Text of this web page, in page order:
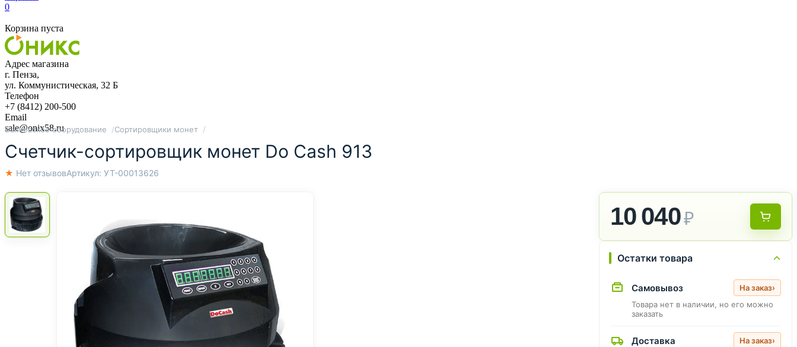
0
Корзина пуста
Адрес магазина
г. Пенза,
ул. Коммунистическая, 32 Б
Телефон
+7 (8412) 200-500
Email
sale@onix58.ru
Банковское оборудование Сортировщики монет
Счетчик-сортировщик монет Do Cash 913
★ Нет отзывовАртикул: УТ-00013626
10 040₽
Остатки товара
Самовывоз На заказ›
Товара нет в наличии, но его можно
заказать
Доставка На заказ›